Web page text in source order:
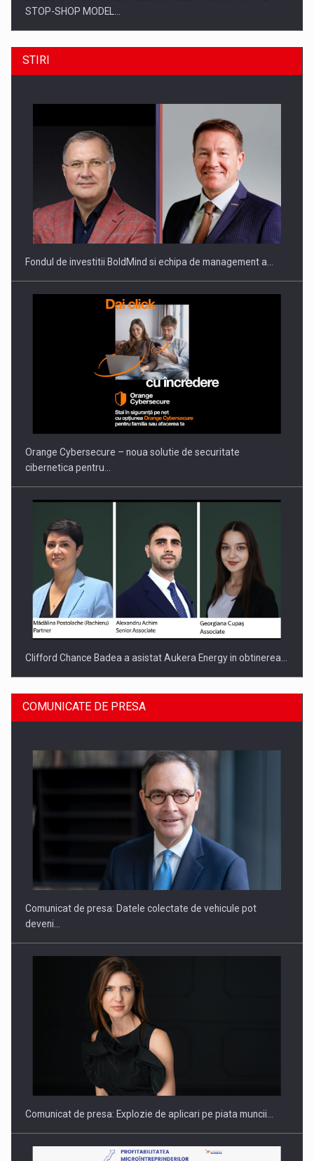
STOP-SHOP MODEL…
ROOTED IN ROMANIA, BUILT TO DELIVER TECHNOLOGY FOR
THE…
PUTTING ROMANIAN CORPORATE COMPANIES ON THE
INTERNATIONAL BUSINESS SCENE
STIRI
Fondul de investitii BoldMind si echipa de management a…
Orange Cybersecure – noua solutie de securitate
cibernetica pentru…
Clifford Chance Badea a asistat Aukera Energy in obtinerea…
SAPTE PERSONALITATI DIN MEDIUL DE AFACERI, ACADEMIC
Hard Enduro Piatra Craiului 2026, fueled by benzinariile RO…
COMUNICATE DE PRESA
Comunicat de presa: Datele colectate de vehicule pot
deveni…
Comunicat de presa: Explozie de aplicari pe piata muncii…